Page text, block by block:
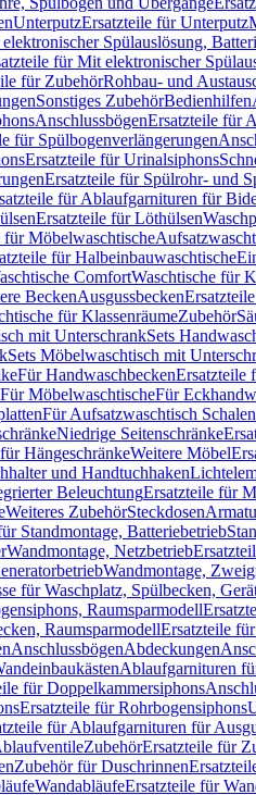
UnterputzErsatzteile für Unterputz
Spülauslösung,
für Mit elektronischer
für ZubehörRohbau- und
Sonstiges ZubehörBedienhilfen
AnschlussbögenErsatzteile für
für Spülbogenverlängerungen
Ersatzteile für Urinalsiphons
Ersatzteile für Spülrohr- und
für Ablaufgarnituren für
Ersatzteile für Löthülsen
für Möbelwaschtische
für Halbeinbauwaschtische
ComfortWaschtische für
BeckenAusgussbecken
für KlassenräumeZubehör
mit UnterschrankSets
Sets Möbelwaschtisch mit
Für HandwaschbeckenErsatzteile
MöbelwaschtischeFür
Für Aufsatzwaschtisch
Niedrige Seitenschränke
HängeschränkeWeitere Möbel
und Handtuchhaken
BeleuchtungErsatzteile für
Weiteres ZubehörSteckdosen
Standmontage, Batteriebetrieb
Wandmontage, Netzbetrieb
Wandmontage,
für Waschplatz, Spülbecken,
Raumsparmodell
RaumsparmodellErsatzteile
AnschlussbögenAbdeckungen
Ablaufgarnituren
für Doppelkammersiphons
Ersatzteile für Rohrbogensiphons
für Ablaufgarnituren für
ZubehörErsatzteile für
Zubehör für Duschrinnen
WandabläufeErsatzteile für